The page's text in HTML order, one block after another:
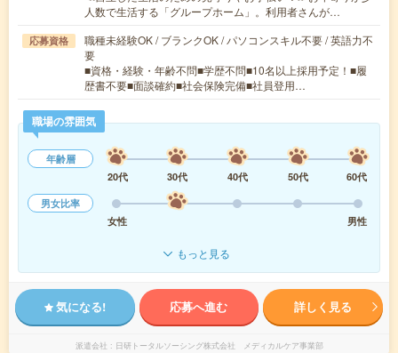
人数で生活する「グループホーム」。利用者さんが…
応募資格
職種未経験OK / ブランクOK / パソコンスキル不要 / 英語力不
要
■資格・経験・年齢不問■学歴不問■10名以上採用予定！■履
歴書不要■面談確約■社会保険完備■社員登用…
職場の雰囲気
年齢層
20代
30代 40代 50代
60代
男女比率
女性
男性
もっと見る
気になる! 応募へ進む 詳しく見る
派遣会社 日研トータルソーシング株式会社 メディカルケア事業部